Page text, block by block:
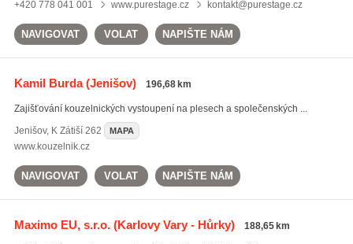
+420 778 041 001 www.purestage.cz kontakt@purestage.cz
NAVIGOVAT VOLAT NAPIŠTE NÁM
Kamil Burda(Jenišov) 196,68 km
Zajišťování kouzelnických vystoupení na plesech a společenských ...
Jenišov, K Zátiší 262 MAPA
www.kouzelnik.cz
NAVIGOVAT VOLAT NAPIŠTE NÁM
Maximo EU, s.r.o.(Karlovy Vary - Hůrky) 188,65 km